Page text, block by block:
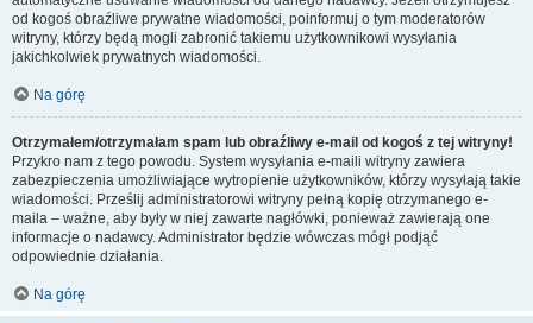
od kogoś obraźliwe prywatne wiadomości, poinformuj o tym moderatorów
witryny, którzy będą mogli zabronić takiemu użytkownikowi wysyłania
jakichkolwiek prywatnych wiadomości.
Na górę
Otrzymałem/otrzymałam spam lub obraźliwy e-mail od kogoś z tej witryny!
Przykro nam z tego powodu. System wysyłania e-maili witryny zawiera
zabezpieczenia umożliwiające wytropienie użytkowników, którzy wysyłają takie
wiadomości. Prześlij administratorowi witryny pełną kopię otrzymanego e-
maila – ważne, aby były w niej zawarte nagłówki, ponieważ zawierają one
informacje o nadawcy. Administrator będzie wówczas mógł podjąć
odpowiednie działania.
Na górę